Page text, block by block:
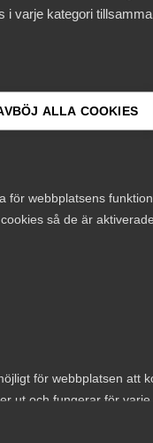
i varje kategori
ALLA COOKIES
för webbplatsens
så de är
för webbplatsen att
ut och fungerar för
språk eller färgschema.
personer som
till städning
dessa jobb inte
vittnar
här.
för att hitta
på
i minskade
krav på personer
arbete och
är att först
och
och